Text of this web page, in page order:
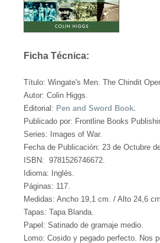
Ficha Técnica:
Título: Wingate's Men. The Chindit
Autor: Colin Higgs.
Editorial: Pen and Sword Book.
Publicado por: Frontline Books
Series: Images of War.
Fecha de Publicación: 23 de Octubre
ISBN: 9781526746672.
Idioma: Inglés.
Páginas: 117.
Medidas: Ancho 19,1 cm. / Alto 24,6
Tapas: Tapa Blanda.
Papel: Satinado de gramaje medio.
Lomo: Cosido y pegado perfecto. Nos